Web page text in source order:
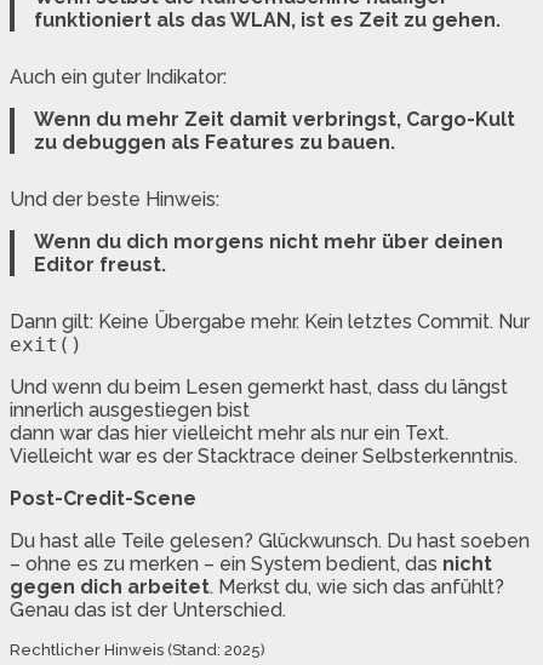
funktioniert als das WLAN, ist es Zeit zu gehen.
Auch ein guter Indikator:
Wenn du mehr Zeit damit verbringst, Cargo-Kult
zu debuggen als Features zu bauen.
Und der beste Hinweis:
Wenn du dich morgens nicht mehr über deinen
Editor freust.
Dann gilt: Keine Übergabe mehr. Kein letztes Commit. Nur
exit()
Und wenn du beim Lesen gemerkt hast, dass du längst
innerlich ausgestiegen bist
dann war das hier vielleicht mehr als nur ein Text.
Vielleicht war es der Stacktrace deiner Selbsterkenntnis.
Post-Credit-Scene
Du hast alle Teile gelesen? Glückwunsch. Du hast soeben
– ohne es zu merken – ein System bedient, das nicht
gegen dich arbeitet. Merkst du, wie sich das anfühlt?
Genau das ist der Unterschied.
Rechtlicher Hinweis (Stand: 2025)